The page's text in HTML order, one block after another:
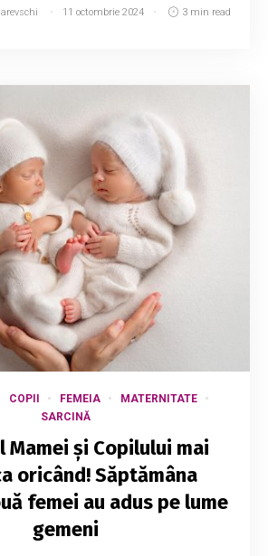
11 octombrie 2024 3 min read
COPII FEMEIA
MATERNITATE
SARCINĂ
și Copilului mai
oricând! Săptămâna
femei au adus pe lume
gemeni